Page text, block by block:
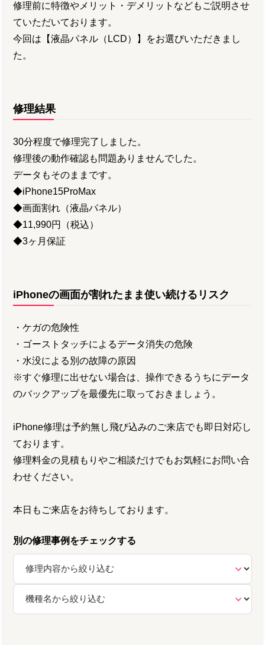
修理前に特徴やメリット・デメリットなどもご説明させ
ていただいております。
今回は【液晶パネル（LCD）】をお選びいただきまし
た。
修理結果
30分程度で修理完了しました。
修理後の動作確認も問題ありませんでした。
データもそのままです。
◆iPhone15ProMax
◆画面割れ（液晶パネル）
◆11,990円（税込）
◆3ヶ月保証
iPhoneの画面が割れたまま使い続けるリスク
・ケガの危険性
・ゴーストタッチによるデータ消失の危険
・水没による別の故障の原因
※すぐ修理に出せない場合は、操作できるうちにデータ
のバックアップを最優先に取っておきましょう。
iPhone修理は予約無し飛び込みのご来店でも即日対応し
ております。
修理料金の見積もりやご相談だけでもお気軽にお問い合
わせください。
本日もご来店をお待ちしております。
別の修理事例をチェックする